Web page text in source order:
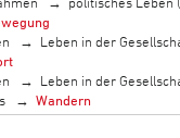
Leben in der
Leben in der
Wandern